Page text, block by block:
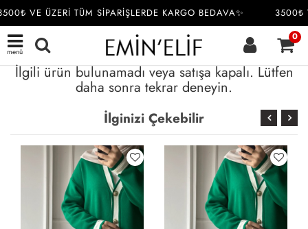
VE ÜZERİ TÜM SİPARİŞLERDE KARGO BEDAVA✨ 3500₺
menü
0
İlgili ürün bulunamadı veya satışa kapalı. Lütfen
daha sonra tekrar deneyin.
İlginizi Çekebilir